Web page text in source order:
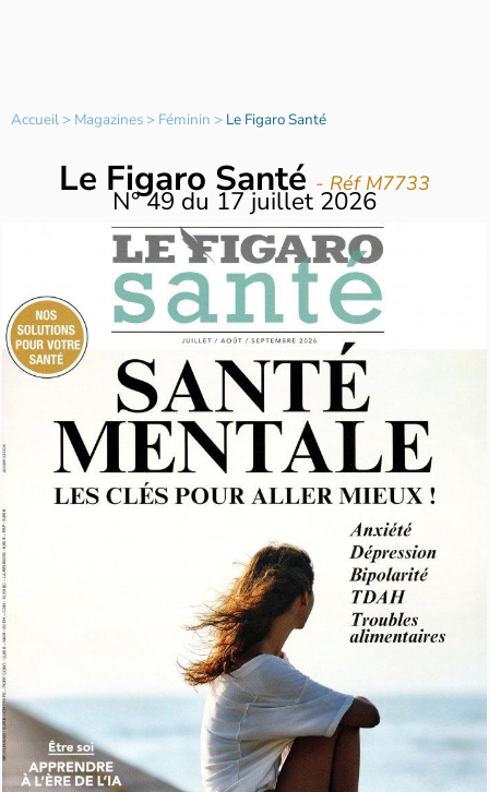
Accueil> Magazines> Féminin > Le Figaro Santé
Le Figaro Santé - Réf M7733
N°49du 17 juillet 2026